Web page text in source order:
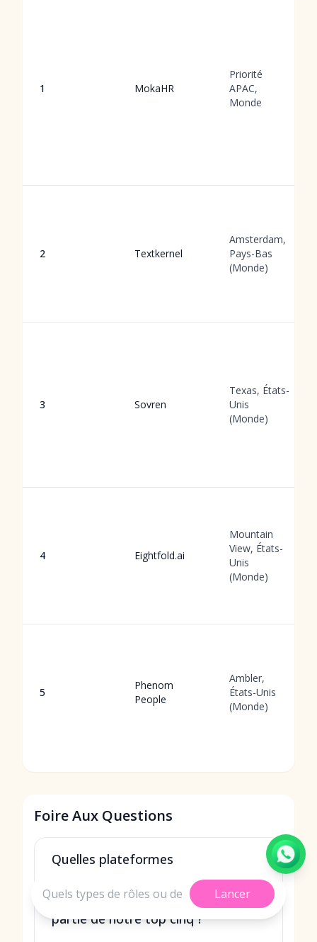
1 MokaHR
Priorité
APAC,
Monde
2 Textkernel
Amsterdam,
Pays-Bas
(Monde)
3 Sovren
Texas, États-
Unis
(Monde)
4 Eightfold.ai
Mountain
View, États-
Unis
(Monde)
5
Phenom
People
Ambler,
États-Unis
(Monde)
Foire Aux Questions
Quelles plateformes
catégorisation de CV ont fait
partie de notre top cinq ?
Lancer